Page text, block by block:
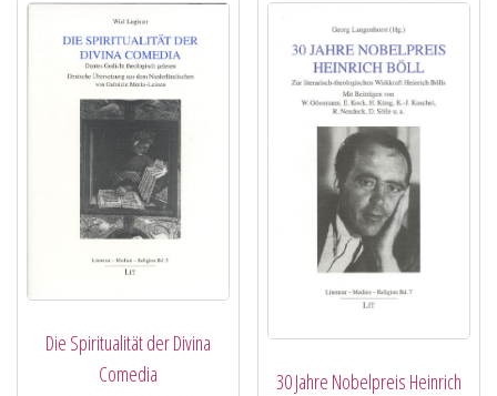
Die Spiritualität der Divina
Comedia
30 Jahre Nobelpreis Heinrich